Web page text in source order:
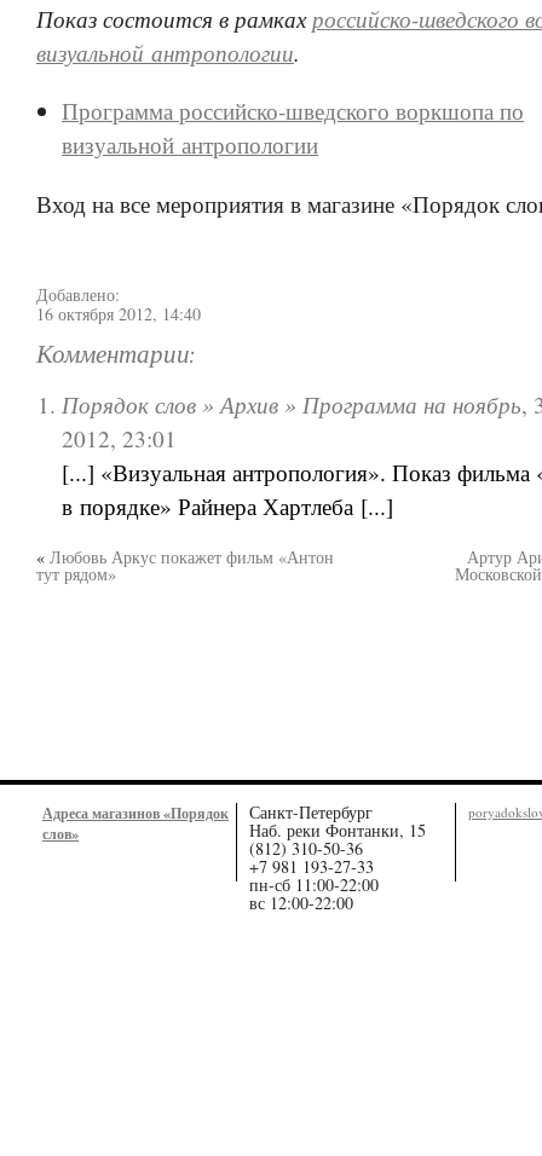
Показ состоится в рамкахроссийско-шведского
визуальной антропологии.
Программа российско-шведского воркшопа по
визуальной антропологии
Вход на все мероприятия в магазине «Порядок
Добавлено:
16 октября 2012, 14:40
Комментарии:
Порядок слов » Архив » Программа на ноябрь,
2012, 23:01
[...] «Визуальная антропология». Показ фильма
в порядке» Райнера Хартлеба [...]
« Любовь Аркус покажет фильм «Антон
тут рядом»
Артур
Адреса магазинов «Порядок
слов»
Санкт-Петербург
Наб. реки Фонтанки, 15
(812) 310-50-36
+7 981 193-27-33
пн-сб 11:00-22:00
вс 12:00-22:00